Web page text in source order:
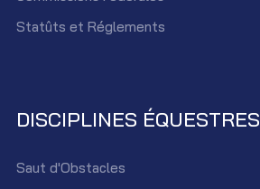
Statûts et Réglements
DISCIPLINES ÉQUESTRES
Saut d'Obstacles